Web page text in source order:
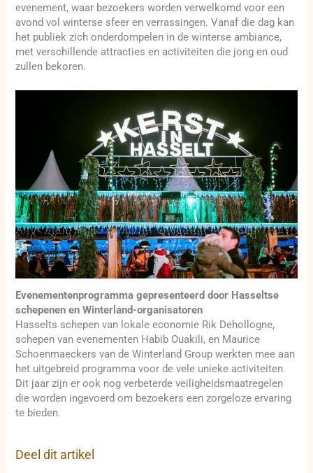
evenement, waar bezoekers worden verwelkomd voor een
avond vol winterse sfeer en verrassingen. Vanaf die dag kan
het publiek zich onderdompelen in de winterse ambiance,
met verschillende attracties en activiteiten die jong en oud
zullen bekoren.
Evenementenprogramma gepresenteerd door Hasseltse
schepenen en Winterland-organisatoren
Hasselts schepen van lokale economie Rik Dehollogne,
schepen van evenementen Habib Ouakili, en Maurice
Schoenmaeckers van de Winterland Group werkten mee aan
het uitgebreid programma voor de vele unieke activiteiten.
Dit jaar zijn er ook nog verbeterde veiligheidsmaatregelen
die worden ingevoerd om bezoekers een zorgeloze ervaring
te bieden.
Deel dit artikel